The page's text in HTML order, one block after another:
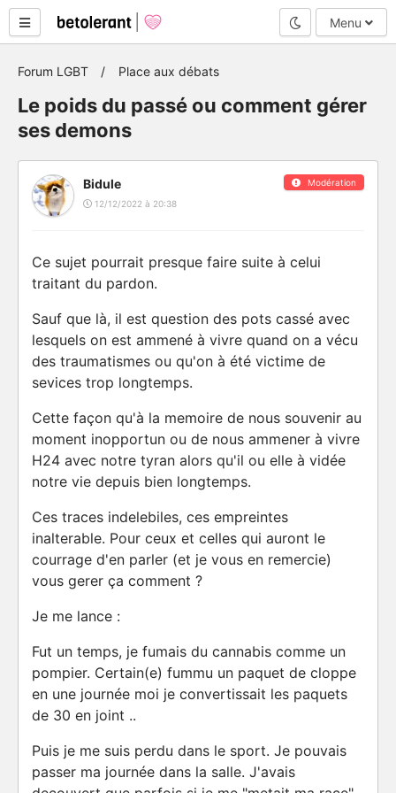
Mode nuit
Menu
Forum LGBT Place aux débats
Le poids du passé ou comment gérer
ses demons
Modération
Bidule
12/12/2022 à 20:38
Ce sujet pourrait presque faire suite à celui
traitant du pardon.
Sauf que là, il est question des pots cassé avec
lesquels on est ammené à vivre quand on a vécu
des traumatismes ou qu'on à été victime de
sevices trop longtemps.
Cette façon qu'à la memoire de nous souvenir au
moment inopportun ou de nous ammener à vivre
H24 avec notre tyran alors qu'il ou elle à vidée
notre vie depuis bien longtemps.
Ces traces indelebiles, ces empreintes
inalterable. Pour ceux et celles qui auront le
courrage d'en parler (et je vous en remercie)
vous gerer ça comment ?
Je me lance :
Fut un temps, je fumais du cannabis comme un
pompier. Certain(e) fummu un paquet de cloppe
en une journée moi je convertissait les paquets
de 30 en joint ..
Puis je me suis perdu dans le sport. Je pouvais
passer ma journée dans la salle. J'avais